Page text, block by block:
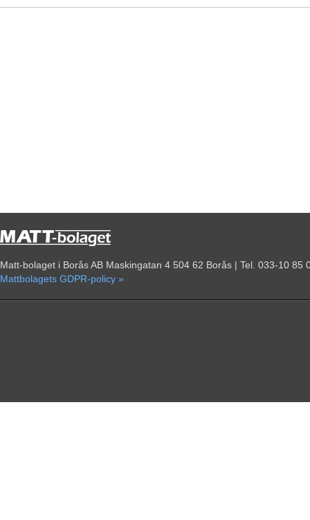
Matt-bolaget i Borås AB Maskingatan 4 504 62 Borås | Tel. 033-10
Mattbolagets GDPR-policy »